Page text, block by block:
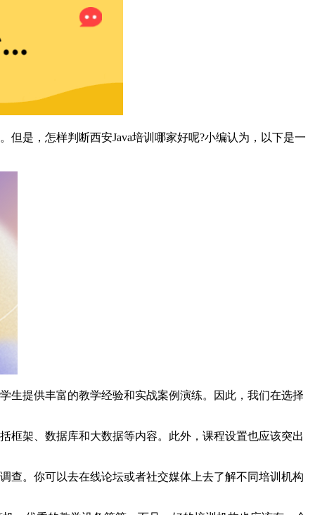
但是，怎样判断西安Java培训哪家好呢?小编认为，以下是一
生提供丰富的教学经验和实战案例演练。因此，我们在选择
框架、数据库和大数据等内容。此外，课程设置也应该突出
查。你可以去在线论坛或者社交媒体上去了解不同培训机构